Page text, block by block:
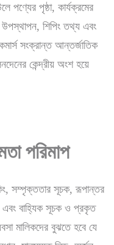
পৃষ্ঠা, কার্যক্রমের
শিপিং তথ্য এবং
সংক্রান্ত আন্তর্জাতিক
কেন্দ্রীয় অংশ হয়ে
পরিমাপ
সম্পৃক্ততার সূচক, রূপান্তর
এবং বাহ্যিক সূচক ও প্রকৃত
মালিকদের বুঝতে হবে যে